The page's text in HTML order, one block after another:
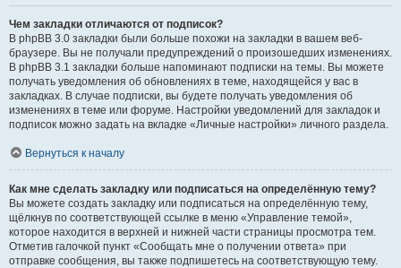
Чем закладки отличаются от подписок?
В phpBB 3.0 закладки были больше похожи на закладки в вашем веб-
браузере. Вы не получали предупреждений о произошедших изменениях.
В phpBB 3.1 закладки больше напоминают подписки на темы. Вы можете
получать уведомления об обновлениях в теме, находящейся у вас в
закладках. В случае подписки, вы будете получать уведомления об
изменениях в теме или форуме. Настройки уведомлений для закладок и
подписок можно задать на вкладке «Личные настройки» личного раздела.
Вернуться к началу
Как мне сделать закладку или подписаться на определённую тему?
Вы можете создать закладку или подписаться на определённую тему,
щёлкнув по соответствующей ссылке в меню «Управление темой»,
которое находится в верхней и нижней части страницы просмотра тем.
Отметив галочкой пункт «Сообщать мне о получении ответа» при
отправке сообщения, вы также подпишетесь на соответствующую тему.